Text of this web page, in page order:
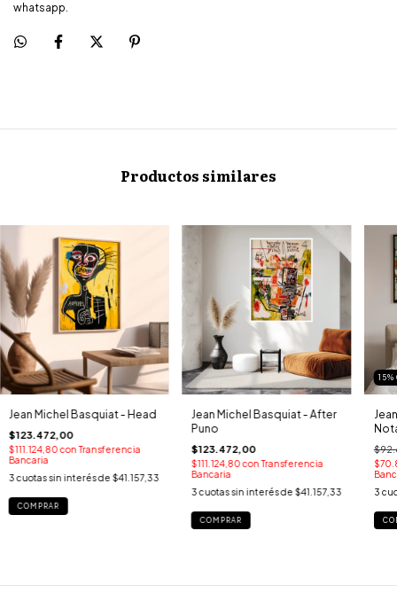
whatsapp.
Productos similares
Jean Michel Basquiat - Head
$123.472,00
$111.124,80con Transferencia
Bancaria
3 cuotas sin interés de $41.157,33
COMPRAR
Jean Michel Basquiat - After
Puno
$123.472,00
$111.124,80con Transferencia
Bancaria
3 cuotas sin interés de $41.157,33
COMPRAR
15%
3